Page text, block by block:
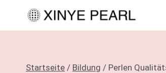
Startseite / Bildung / Perlen